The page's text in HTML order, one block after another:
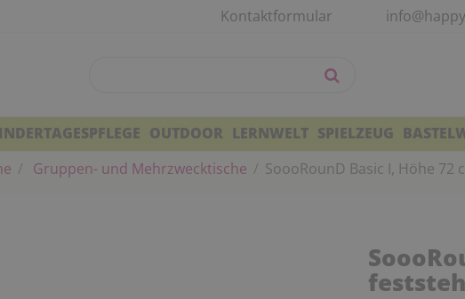
Kontaktformular
OUTDOOR LERNWELT SPIELZEUG
Gruppen- und Mehrzwecktische SoooRounD Basic I, Höhe 72